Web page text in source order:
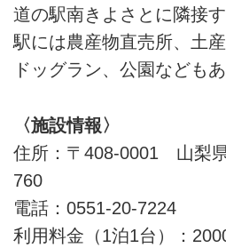
道の駅南きよさとに隣接
駅には農産物直売所、土
ドッグラン、公園などもあ
〈施設情報〉
住所：〒408-0001 山梨
760
電話：0551-20-7224
利用料金（1泊1台）：